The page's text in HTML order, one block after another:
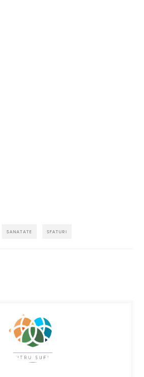
SANATATE SFATURI